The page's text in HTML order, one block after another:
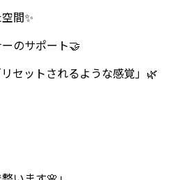
間✨
のサポート🤝
セットされるような感覚」🌿